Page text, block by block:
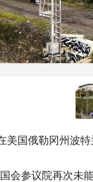
国俄勒冈州波特
参议院再次未能